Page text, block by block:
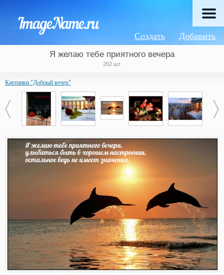
Добавить
Создать
Я желаю тебе приятного вечера
262 шт.
Картинки "Добрый вечер"